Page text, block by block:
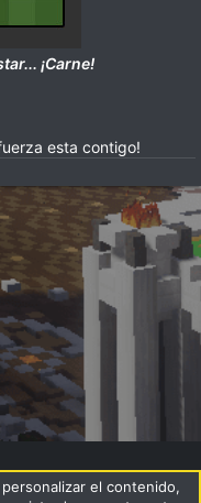
¡Carne!
esta contigo!​
el contenido,